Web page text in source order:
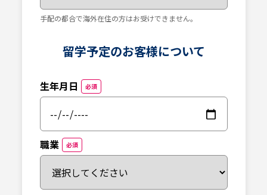
手配の都合で海外在住の方はお受けできません。
留学予定のお客様について
生年月日 必須
職業 必須